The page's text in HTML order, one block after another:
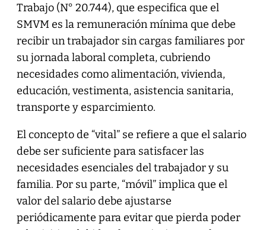
Trabajo (N° 20.744), que especifica que el
SMVM es la remuneración mínima que debe
recibir un trabajador sin cargas familiares por
su jornada laboral completa, cubriendo
necesidades como alimentación, vivienda,
educación, vestimenta, asistencia sanitaria,
transporte y esparcimiento.
El concepto de “vital” se refiere a que el salario
debe ser suficiente para satisfacer las
necesidades esenciales del trabajador y su
familia. Por su parte, “móvil” implica que el
valor del salario debe ajustarse
periódicamente para evitar que pierda poder